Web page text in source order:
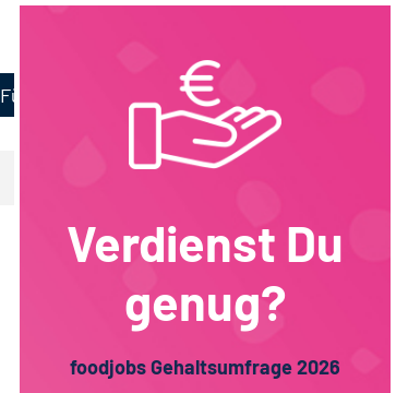
Für Unternehmen
Verdienst Du
genug?
foodjobs Gehaltsumfrage 2026